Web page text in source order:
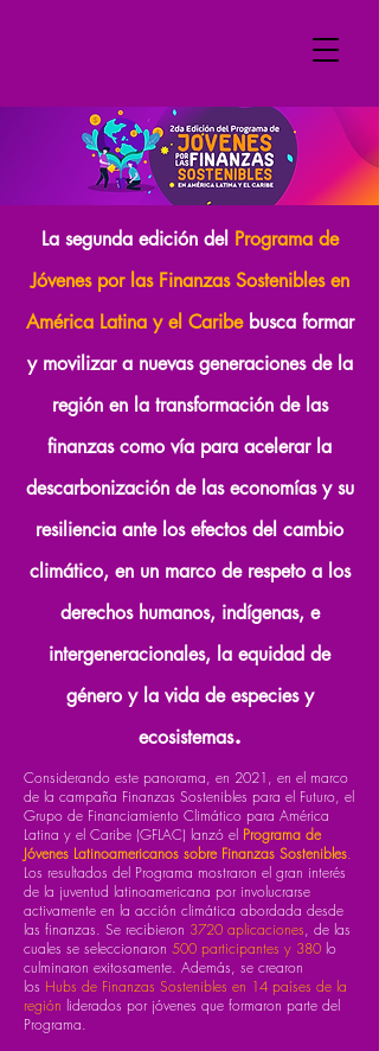
La segunda edición del Programa de
Jóvenes por las Finanzas Sostenibles en
América Latina y el Caribebusca formar
y movilizar a nuevas generaciones de la
región en la transformación de las
finanzas como vía para acelerar la
descarbonización de las economías y su
resiliencia ante los efectos del cambio
climático, en un marco de respeto a los
derechos humanos, indígenas, e
intergeneracionales, la equidad de
género y la vida de especies y
ecosistemas.
Considerando este panorama, en 2021, en el marco
de la campaña Finanzas Sostenibles para el Futuro, el
Grupo de Financiamiento Climático para América
Latina y el Caribe (GFLAC) lanzó el Programa de
Jóvenes Latinoamericanos sobre Finanzas Sostenibles.
Los resultados del Programa mostraron el gran interés
de la juventud latinoamericana por involucrarse
activamente en la acción climática abordada desde
las finanzas. Se recibieron 3720 aplicaciones, de las
cuales se seleccionaron 500 participantes y 380 lo
culminaron exitosamente. Además, se crearon
los Hubs de Finanzas Sostenibles en 14 países de la
región liderados por jóvenes que formaron parte del
Programa.